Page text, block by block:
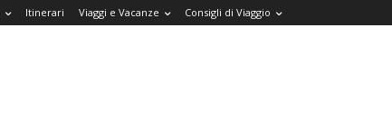
Itinerari Viaggi e Vacanze Consigli di Viaggio